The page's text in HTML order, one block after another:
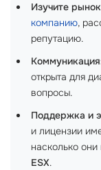
Изучите
компанию,
репутацию.
открыта для
вопросы.
Поддержка и
и лицензии
насколько
ESX.